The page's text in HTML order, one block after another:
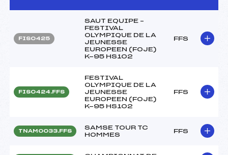
FIS0425
SAUT EQUIPE –
FESTIVAL
OLYMPIQUE DE LA
JEUNESSE
EUROPEEN (FOJE)
K-95 HS102
FFS
FIS0424.FFS
FESTIVAL
OLYMPIQUE DE LA
JEUNESSE
EUROPEEN (FOJE)
K-95 HS102
FFS
TNAM0033.FFS
SAMSE TOUR TC
HOMMES
FFS